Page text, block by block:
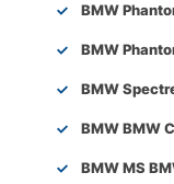
BMW
BMW
BMW
BMW BMW
BMW MS